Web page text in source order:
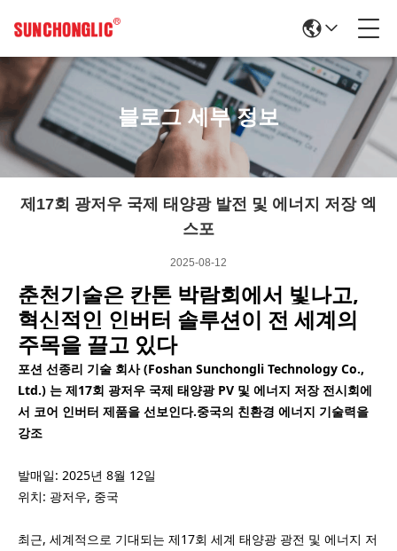
블로그 세부 정보
제17회 광저우 국제 태양광 발전 및 에너지 저장 엑
스포
2025-08-12
춘천기술은 칸톤 박람회에서 빛나고,
혁신적인 인버터 솔루션이 전 세계의
주목을 끌고 있다
포션 선종리 기술 회사 (Foshan Sunchongli Technology Co.,
Ltd.) 는 제17회 광저우 국제 태양광 PV 및 에너지 저장 전시회에
서 코어 인버터 제품을 선보인다.중국의 친환경 에너지 기술력을
강조
발매일: 2025년 8월 12일
위치: 광저우, 중국
최근, 세계적으로 기대되는 제17회 세계 태양광 광전 및 에너지 저